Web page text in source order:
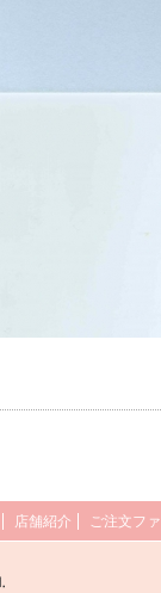
店舗紹介 ご注文フ